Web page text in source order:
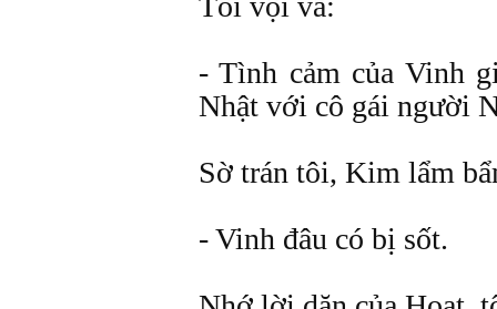
- Tình cảm của Vinh
Nhật với cô gái người
Sờ trán tôi, Kim lẩm
- Vinh đâu có bị sốt.